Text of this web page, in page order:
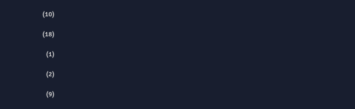
(10)
(18)
(1)
(2)
(9)